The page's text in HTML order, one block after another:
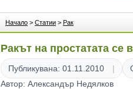
Начало > Статии > Рак
Ракът на простатата се
Публикувана: 01.11.2010
Автор: Александър Недялков